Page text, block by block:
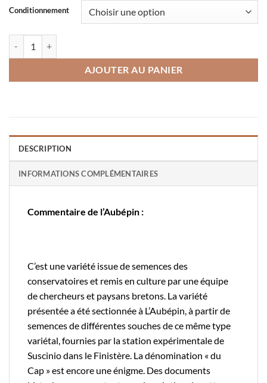
Conditionnement
AJOUTER AU PANIER
DESCRIPTION
INFORMATIONS COMPLÉMENTAIRES
Commentaire de l’Aubépin :
C’est une variété issue de semences des
conservatoires et remis en culture par une équipe
de chercheurs et paysans bretons. La variété
présentée a été sectionnée à L’Aubépin, à partir de
semences de différentes souches de ce même type
variétal, fournies par la station expérimentale de
Suscinio dans le Finistère. La dénomination « du
Cap » est encore une énigme. Des documents